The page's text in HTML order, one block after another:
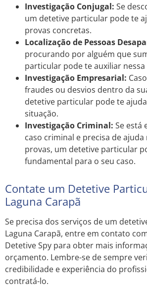
Investigação Conjugal: Se
um detetive particular pode te
provas concretas.
Localização de Pessoas
procurando por alguém que
particular pode te auxiliar nessa
Investigação Empresarial:
fraudes ou desvios dentro da
detetive particular pode te
situação.
Investigação Criminal: Se está
caso criminal e precisa de ajuda
provas, um detetive particular
fundamental para o seu caso.
Contate um Detetive
Laguna Carapã
Se precisa dos serviços de um
Laguna Carapã, entre em contato
Detetive Spy para obter mais
orçamento. Lembre-se de sempre
credibilidade e experiência do
contratá-lo.